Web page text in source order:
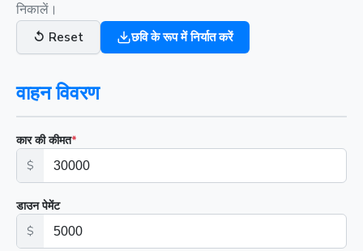
दैनिक
निकालें।
↺ Reset छवि के रूप में निर्यात करें
वाहन विवरण
कार की कीमत*
$
डाउन पेमेंट
$